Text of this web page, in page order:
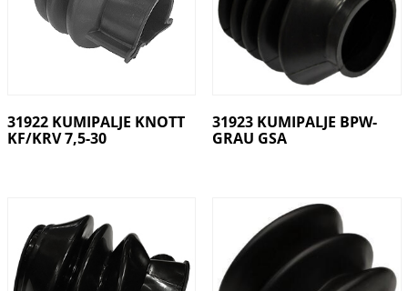
31922 KUMIPALJE KNOTT
KF/KRV 7,5-30
31923 KUMIPALJE BPW-
GRAU GSA